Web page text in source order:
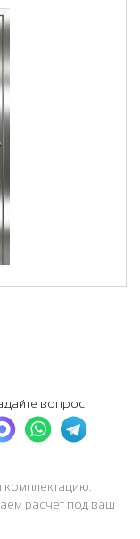
вопрос:
комплектацию.
расчет под ваш